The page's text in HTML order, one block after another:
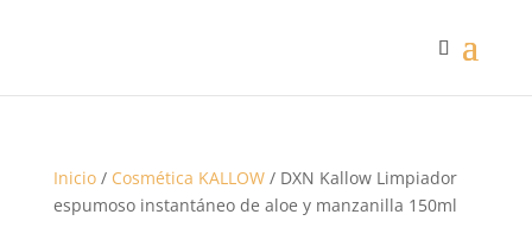
Inicio/ Cosmética KALLOW/ DXN Kallow Limpiador
espumoso instantáneo de aloe y manzanilla 150ml